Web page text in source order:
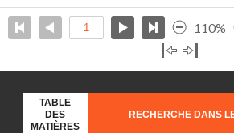
110%
TABLE
DES
MATIÈRES
RECHERCHE DANS